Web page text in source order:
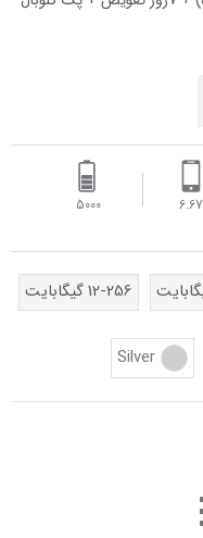
6.67
5000 ‌
12-256 گیگابایت
Silver